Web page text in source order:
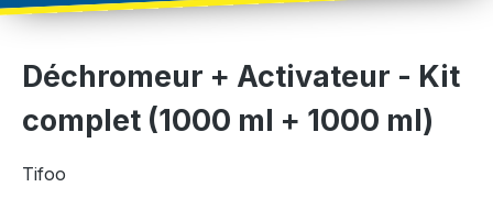
Déchromeur + Activateur - Kit
complet (1000 ml + 1000 ml)
Tifoo